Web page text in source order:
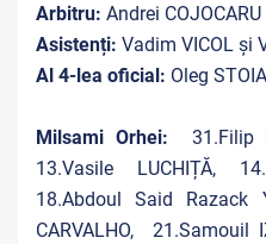
Arbitru: Andrei COJOCARU
Asistenți: Vadim VICOL și
Al 4-lea oficial: Oleg
Milsami Orhei: 31.Filip
13.Vasile LUCHIȚĂ,
18.Abdoul Said Razack
CARVALHO, 21.Samouil